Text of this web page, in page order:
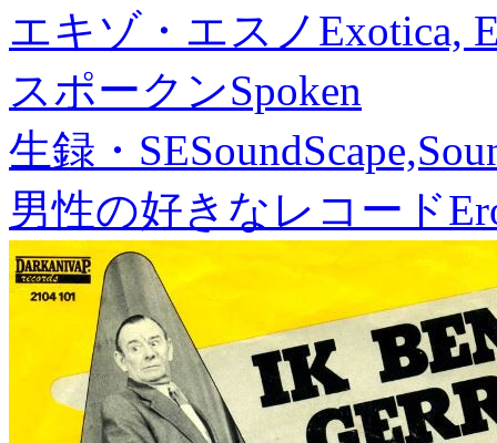
エキゾ・エスノ Exotica,
スポークンSpoken
生録・SE
男性の好きなレコード